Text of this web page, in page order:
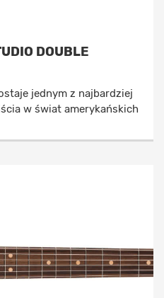
DOUBLE
jednym z najbardziej
w świat amerykańskich